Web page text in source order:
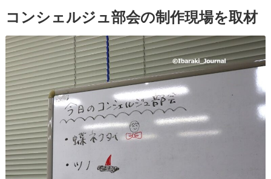
コンシェルジュ部会の制作現場を取材